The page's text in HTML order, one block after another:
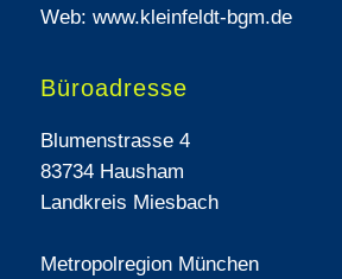
Web: www.kleinfeldt-bgm.de
Büroadresse
Blumenstrasse 4
83734 Hausham
Landkreis Miesbach
Metropolregion München